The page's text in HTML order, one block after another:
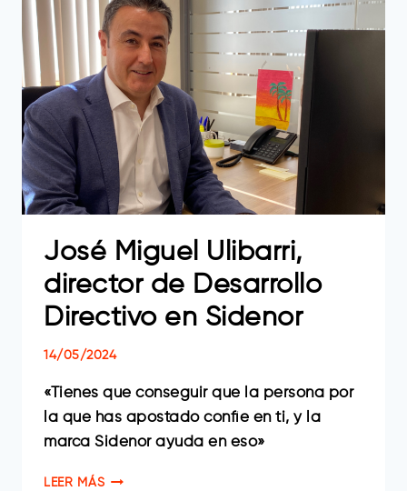
EN
BELLOTA
José Miguel Ulibarri,
director de Desarrollo
Directivo en Sidenor
14/05/2024
«Tienes que conseguir que la persona por
la que has apostado confíe en ti, y la
marca Sidenor ayuda en eso»
LEER MÁSJOSÉ